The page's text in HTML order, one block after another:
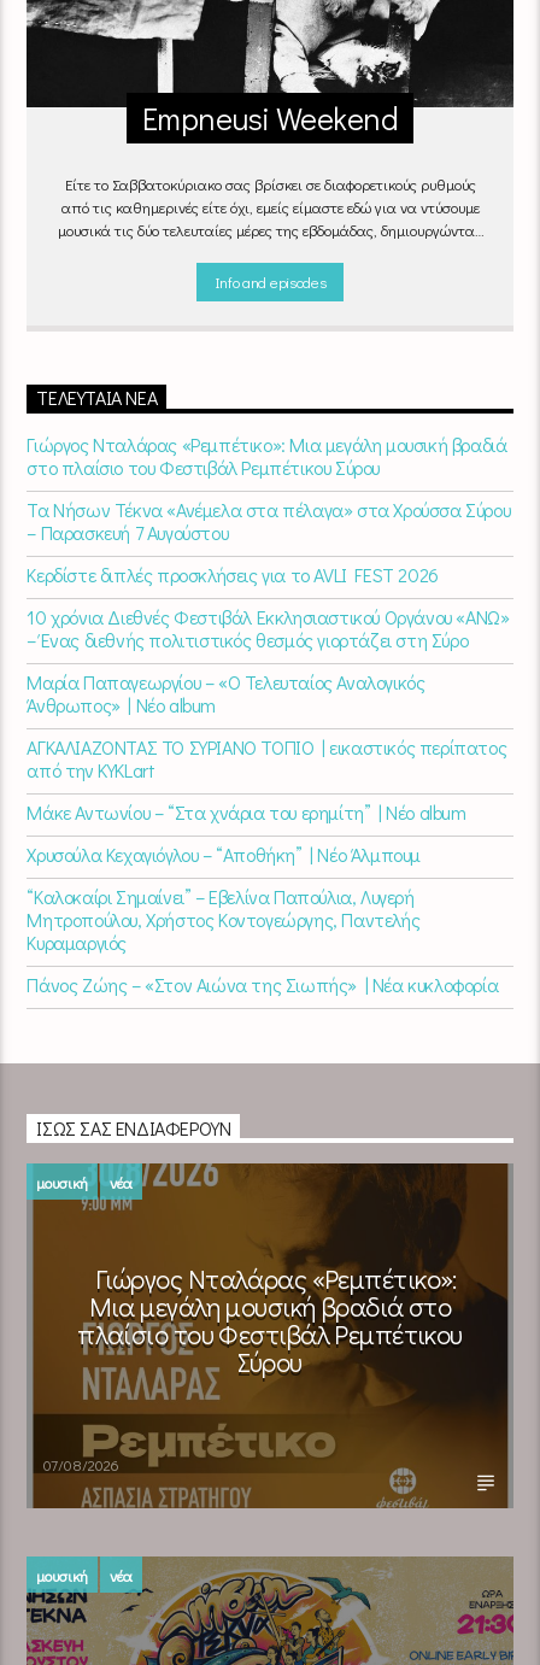
Empneusi Weekend
Είτε το Σαββατοκύριακο σας βρίσκει σε διαφορετικούς ρυθμούς
από τις καθημερινές είτε όχι, εμείς είμαστε εδώ για να ντύσουμε
μουσικά τις δύο τελευταίες μέρες της εβδομάδας, δημιουργώντας
Info and episodes
ΤΕΛΕΥΤΑΊΑ ΝΈΑ
Γιώργος Νταλάρας «Ρεμπέτικο»: Μια μεγάλη μουσική βραδιά
στο πλαίσιο του Φεστιβάλ Ρεμπέτικου Σύρου
Τα Νήσων Τέκνα «Ανέμελα στα πέλαγα» στα Χρούσσα Σύρου
– Παρασκευή 7 Αυγούστου
Κερδίστε διπλές προσκλήσεις για το AVLI FEST 2026
10 χρόνια Διεθνές Φεστιβάλ Εκκλησιαστικού Οργάνου «ΑΝΩ»
– Ένας διεθνής πολιτιστικός θεσμός γιορτάζει στη Σύρο​
Μαρία Παπαγεωργίου – «Ο Τελευταίος Αναλογικός
Άνθρωπος» | Νέο album
ΑΓΚΑΛΙΑΖΟΝΤΑΣ ΤΟ ΣΥΡΙΑΝΟ ΤΟΠΙΟ | εικαστικός περίπατος
από την KYKLart
Μάκε Αντωνίου – “Στα χνάρια του ερημίτη” | Νέο album
Χρυσούλα Κεχαγιόγλου – “Αποθήκη” | Νέο Άλμπουμ
“Καλοκαίρι Σημαίνει” – Εβελίνα Παπούλια, Λυγερή
Μητροπούλου, Χρήστος Κοντογεώργης, Παντελής
Κυραμαργιός
Πάνος Ζώης – «Στον Αιώνα της Σιωπής» | Νέα κυκλοφορία
ΊΣΩΣ ΣΑΣ ΕΝΔΙΑΦΈΡΟΥΝ
μουσική νέα
Γιώργος Νταλάρας «Ρεμπέτικο»:
Μια μεγάλη μουσική βραδιά στο
πλαίσιο του Φεστιβάλ Ρεμπέτικου
Σύρου
07/08/2026
μουσική νέα